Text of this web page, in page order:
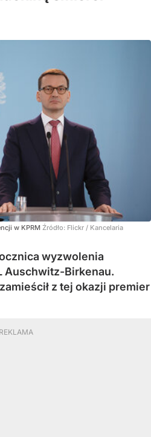
w KPRM Źródło: Flickr / Kancelaria
wyzwolenia
Auschwitz-Birkenau.
z tej okazji premier